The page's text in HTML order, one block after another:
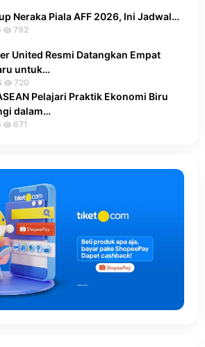
Neraka Piala AFF 2026, Ini Jadwal…
792
United Resmi Datangkan Empat
untuk…
720
Pelajari Praktik Ekonomi Biru
dalam…
671